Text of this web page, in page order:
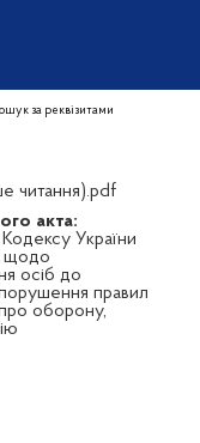
за реквізитами
читання).pdf
акта:
України
щодо
осіб до
порушення правил
про оборону,